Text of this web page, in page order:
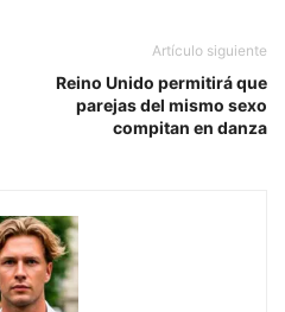
Artículo siguiente
Reino Unido permitirá que
parejas del mismo sexo
compitan en danza